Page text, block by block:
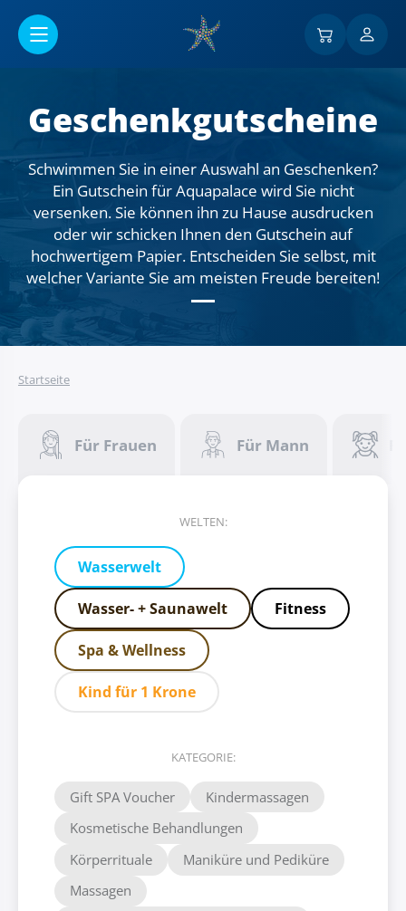
Geschenkgutscheine
Schwimmen Sie in einer Auswahl an Geschenken?
Ein Gutschein für Aquapalace wird Sie nicht
versenken. Sie können ihn zu Hause ausdrucken
oder wir schicken Ihnen den Gutschein auf
hochwertigem Papier. Entscheiden Sie selbst, mit
welcher Variante Sie am meisten Freude bereiten!
Startseite
Für Frauen Für Mann
WELTEN:
Wasserwelt
Wasser- + Saunawelt Fitness
Spa & Wellness
Kind für 1 Krone
KATEGORIE:
Gift SPA Voucher
Kindermassagen
Kosmetische Behandlungen
Körperrituale
Maniküre und Pediküre
Massagen